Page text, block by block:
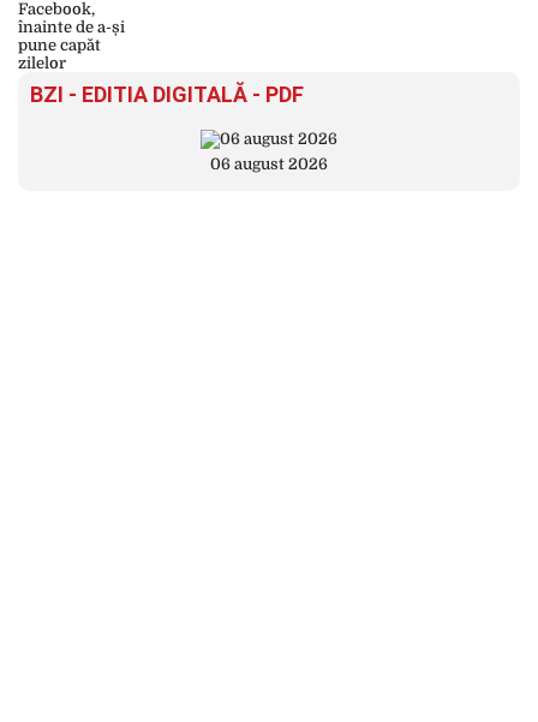
BZI - EDITIA DIGITALĂ - PDF
06 august 2026